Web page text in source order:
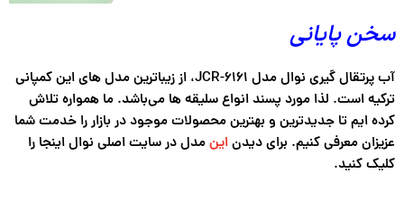
سخن پایانی
آب پرتقال گیری نوال مدل JCR-6161، از زیباترین مدل های این کمپانی
ترکیه است. لذا مورد پسند انواع سلیقه ها می‌باشد. ما همواره تلاش
کرده ایم تا جدیدترین و بهترین محصولات موجود در بازار را خدمت شما
عزیزان معرفی کنیم. برای دیدناینمدل در سایت اصلی نوال اینجا را
کلیک کنید.